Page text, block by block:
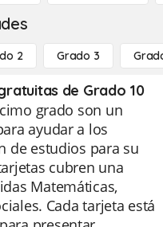
2 Grado 3
de Grado 10
grado son un
ayudar a los
de estudios para su
cubren una
Matemáticas,
Cada tarjeta está